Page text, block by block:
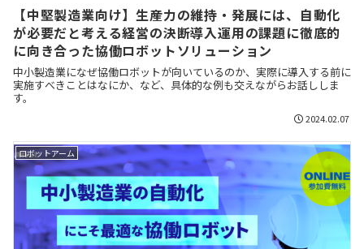
【中堅製造業向け】生産力の維持・発展には、自動化
が必要だと考える経営の決断導入運用の課題に徹底的
に向き合った協働ロボットソリューション
中小製造業になぜ協働ロボットが向いているのか、実際に導入する前に
実施すべきことはなにか、など、具体的な例も交えながらお話ししま
す。
2024.02.07
ロボットアーム